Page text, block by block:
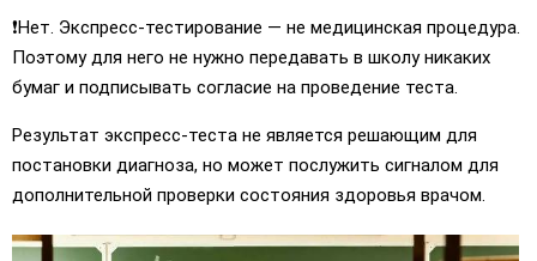
❗️Нет. Экспресс-тестирование — не медицинская процедура.
Поэтому для него не нужно передавать в школу никаких
бумаг и подписывать согласие на проведение теста.
Результат экспресс-теста не является решающим для
постановки диагноза, но может послужить сигналом для
дополнительной проверки состояния здоровья врачом.